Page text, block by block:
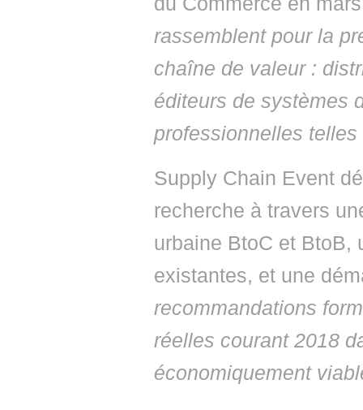
rassemblent pour la
chaîne de valeur :
éditeurs de systèmes
professionnelles telles
Supply Chain Event
recherche à travers
urbaine BtoC et BtoB,
existantes, et une
recommandations
réelles courant 2018
économiquement